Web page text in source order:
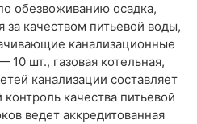
обезвоживанию осадка,
за качеством питьевой воды,
канализационные
шт., газовая котельная,
канализации составляет
качества питьевой
ведет аккредитованная